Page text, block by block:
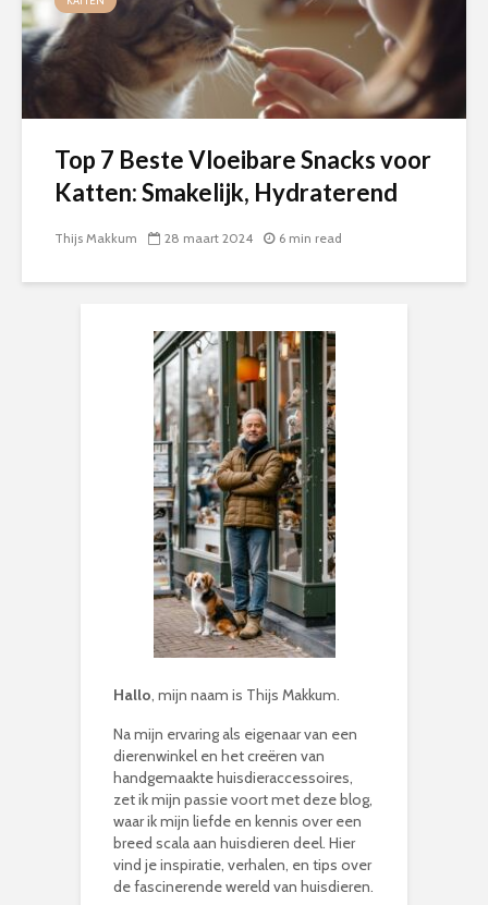
Top 7 Beste Vloeibare Snacks voor
Katten: Smakelijk, Hydraterend
Thijs Makkum 28 maart 2024 6 min read
Hallo, mijn naam is Thijs Makkum.
Na mijn ervaring als eigenaar van een
dierenwinkel en het creëren van
handgemaakte huisdieraccessoires,
zet ik mijn passie voort met deze blog,
waar ik mijn liefde en kennis over een
breed scala aan huisdieren deel. Hier
vind je inspiratie, verhalen, en tips over
de fascinerende wereld van huisdieren.